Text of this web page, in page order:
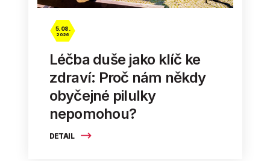
DETAIL
5. 08.
2026
Léčba duše jako klíč ke
zdraví: Proč nám někdy
obyčejné pilulky
nepomohou?